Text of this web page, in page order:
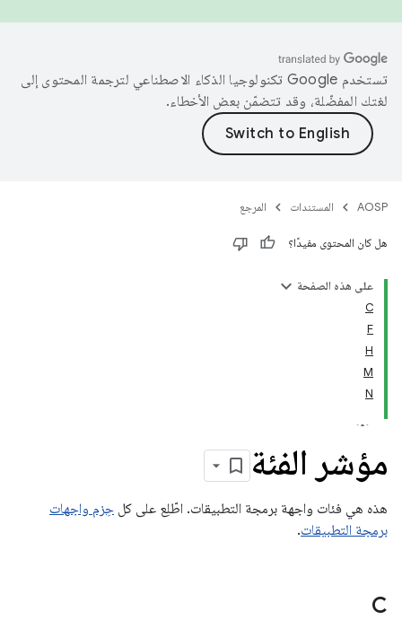
تستخدم Google تكنولوجيا الذكاء الاصطناعي لترجمة المحتوى إلى
لغتك المفضّلة، وقد تتضمّن بعض الأخطاء.
AOSP المستندات المرجع
هل كان المحتوى مفيدًا؟
على هذه الصفحة
C
F
H
M
N
مؤشر الفئة
هذه هي فئات واجهة برمجة التطبيقات. اطّلِع على كل حِزم واجهات
برمجة التطبيقات.
C